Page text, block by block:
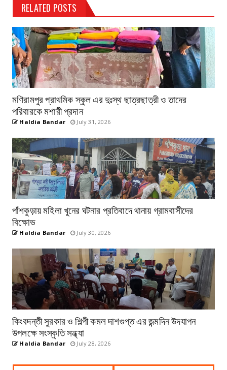
RELATED POSTS
মণিরামপুর প্রাথমিক স্কুল এর দুঃস্থ ছাত্রছাত্রী ও তাদের
পরিবারকে মশারী প্রদান
Haldia Bandar July 31, 2026
পাঁশকুড়ায় মহিলা খুনের ঘটনার প্রতিবাদে থানায় গ্রামবাসীদের
বিক্ষোভ
Haldia Bandar July 30, 2026
কিংবদন্তী সুরকার ও শিল্পী কমল দাশগুপ্ত এর জন্মদিন উদযাপন
উপলক্ষে সংস্কৃতি সন্ধ্যা
Haldia Bandar July 28, 2026